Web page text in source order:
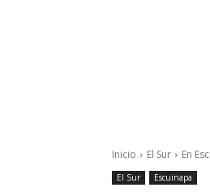
Inicio El Sur En
El Sur Escuinapa